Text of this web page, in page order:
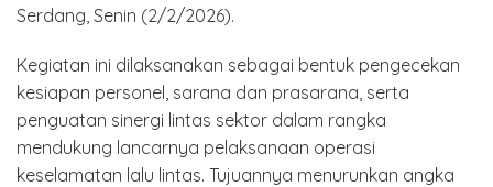
Serdang, Senin (2/2/2026).
Kegiatan ini dilaksanakan sebagai bentuk pengecekan
kesiapan personel, sarana dan prasarana, serta
penguatan sinergi lintas sektor dalam rangka
mendukung lancarnya pelaksanaan operasi
keselamatan lalu lintas. Tujuannya menurunkan angka